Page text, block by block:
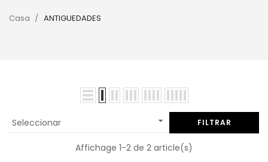
Casa ANTIGUEDADES
Seleccionar  FILTRAR
Affichage 1-2 de 2 article(s)